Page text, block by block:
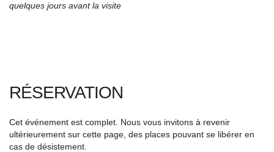
quelques jours avant la visite
RÉSERVATION
Cet événement est complet. Nous vous invitons à revenir
ultérieurement sur cette page, des places pouvant se libérer en
cas de désistement.